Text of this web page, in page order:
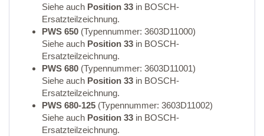
Siehe auch Position 33 in BOSCH-
Ersatzteilzeichnung.
PWS 650 (Typennummer: 3603D11000)
Siehe auch Position 33 in BOSCH-
Ersatzteilzeichnung.
PWS 680 (Typennummer: 3603D11001)
Siehe auch Position 33 in BOSCH-
Ersatzteilzeichnung.
PWS 680-125 (Typennummer: 3603D11002)
Siehe auch Position 33 in BOSCH-
Ersatzteilzeichnung.